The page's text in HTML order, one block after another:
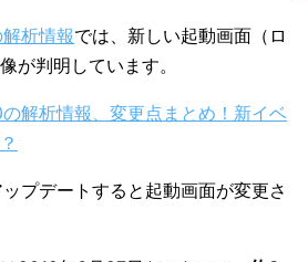
析情報では、新しい起動画面（ロ
が判明しています。
解析情報、変更点まとめ！新イベ
プデートすると起動画面が変更さ